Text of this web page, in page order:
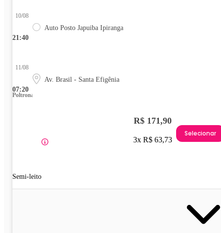
21:40
10/08
Auto Posto Japuiba Ipiranga
07:20
11/08
Av. Brasil - Santa Efigênia
Poltrona
Semi-leito
R$ 171,90
3x R$ 63,73
Selecionar